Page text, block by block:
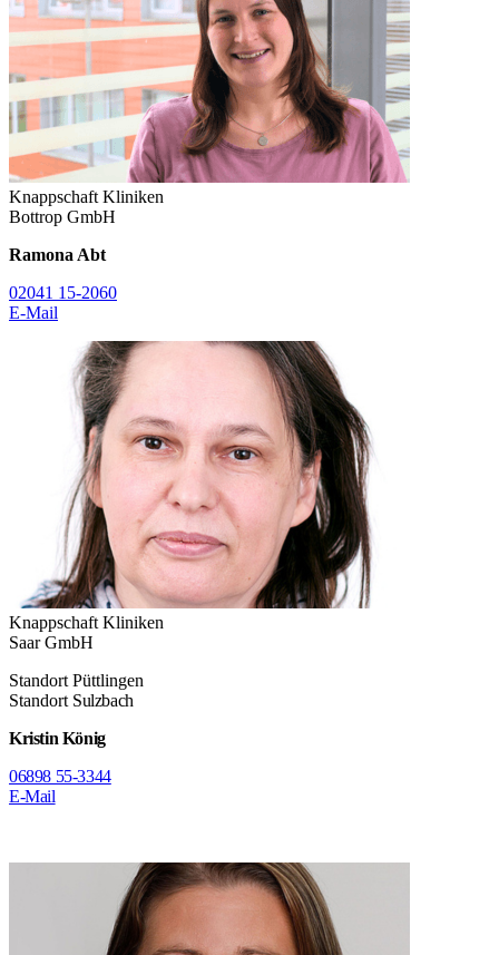
Knappschaft Kliniken
Bottrop GmbH
Ramona Abt
02041 15-2060
E-Mail
Knappschaft Kliniken
Saar GmbH
Standort Püttlingen
Standort Sulzbach
Kristin König
06898 55-3344
E-Mail